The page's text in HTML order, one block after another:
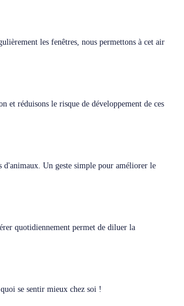
les fenêtres, nous permettons à cet air
et réduisons le risque de développement de ces
d'animaux. Un geste simple pour améliorer le
quotidiennement permet de diluer la
se sentir mieux chez soi !